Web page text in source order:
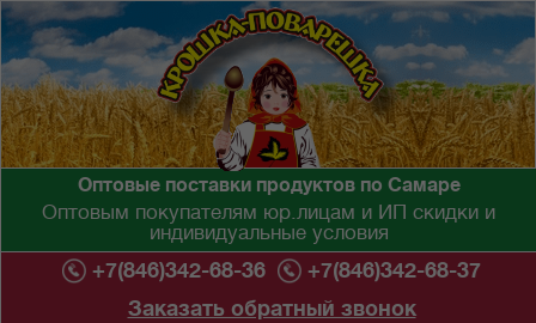
Оптовые поставки продуктов по Самаре
Оптовым покупателям юр.лицам и ИП скидки и
индивидуальные условия
+7(846)342-68-36
+7(846)342-68-37
Заказать обратный звонок